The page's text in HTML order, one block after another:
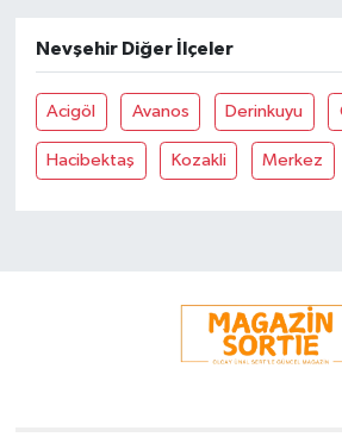
Nevşehir Diğer İlçeler
Acigöl Avanos Derinkuyu
Hacibektaş Kozakli Merkez